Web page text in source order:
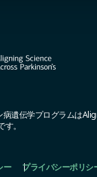
病遺伝学プログラムは
。
ー プライバシーポリシ